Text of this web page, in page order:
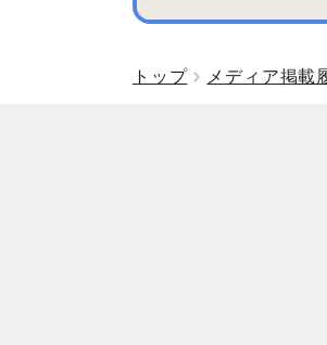
トップ メディア掲載